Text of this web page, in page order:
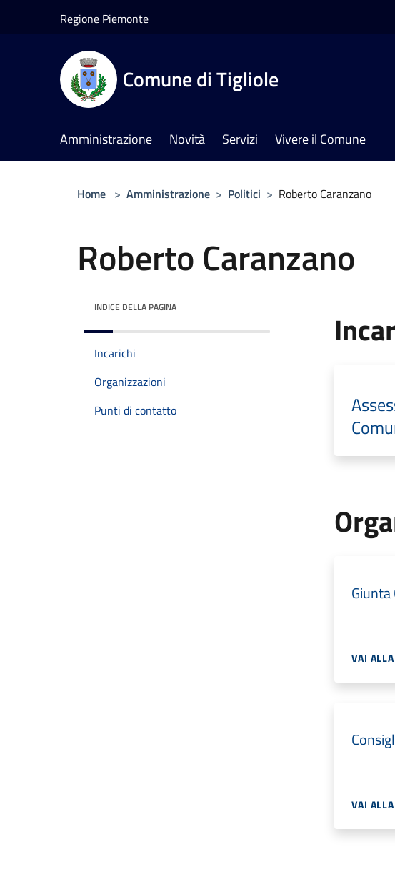
Regione Piemonte
Comune di Tigliole
Amministrazione Novità Servizi Vivere il Comune
Home > Amministrazione > Politici > Roberto Caranzano
Roberto Caranzano
INDICE DELLA PAGINA
Incarichi
Organizzazioni
Punti di contatto
VAI
VAI